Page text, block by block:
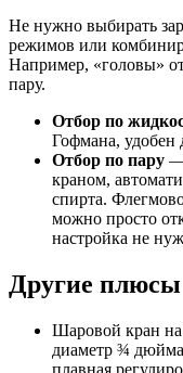
Не нужно выбирать
режимов или
Например, «головы»
пару.
Отбор по
Гофмана, удобен
Отбор по пару —
краном,
спирта.
можно просто
настройка не
Другие плюсы
Шаровой кран
диаметр ¾
плавная